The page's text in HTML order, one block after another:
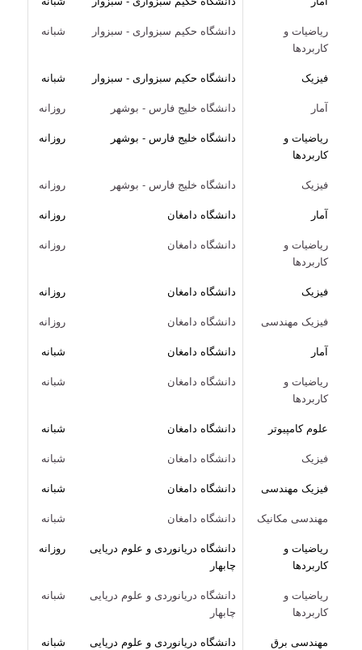
ریاضیات و
کاربردها
دانشگاه حکیم سبزواری - سبزوار شبانه
فیزیک دانشگاه حکیم سبزواری - سبزوار
شبانه
آمار
دانشگاه خلیج فارس - بوشهر
روزانه
ریاضیات و
کاربردها
دانشگاه خلیج فارس - بوشهر روزانه
فیزیک دانشگاه خلیج فارس - بوشهر
روزانه
آمار
دانشگاه دامغان
روزانه
ریاضیات و
کاربردها
دانشگاه دامغان روزانه
فیزیک دانشگاه دامغان
روزانه
فیزیک مهندسی
دانشگاه دامغان
روزانه
آمار
دانشگاه دامغان
شبانه
ریاضیات و
کاربردها
دانشگاه دامغان شبانه
علوم کامپیوتر دانشگاه دامغان
شبانه
فیزیک
دانشگاه دامغان
شبانه
فیزیک مهندسی
دانشگاه دامغان
شبانه
مهندسی مکانیک
دانشگاه دامغان
شبانه
ریاضیات و
کاربردها
دانشگاه دریانوردی و علوم دریایی
چابهار
روزانه
ریاضیات و
کاربردها
دانشگاه دریانوردی و علوم دریایی
چابهار
شبانه
مهندسی برق
دانشگاه دریانوردی و علوم دریایی
شبانه